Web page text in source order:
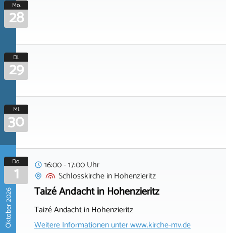
Mo.
28
Di.
29
Mi.
30
Oktober 2026
Do.
1
16:00 - 17:00 Uhr
SchlosskircheinHohenzieritz
Taizé Andacht in Hohenzieritz
Taizé Andacht in Hohenzieritz
Weitere Informationen unterwww.kirche-mv.de